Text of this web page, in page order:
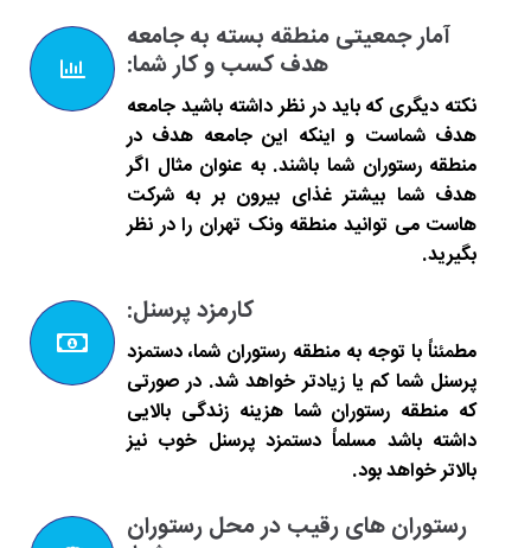
آمار جمعیتی منطقه بسته به جامعه
هدف کسب و کار شما:
نکته دیگری که باید در نظر داشته باشید جامعه
هدف شماست و اینکه این جامعه هدف در
منطقه رستوران شما باشند. به عنوان مثال اگر
هدف شما بیشتر غذای بیرون بر به شرکت
هاست می توانید منطقه ونک تهران را در نظر
بگیرید.
کارمزد پرسنل:
مطمئناً با توجه به منطقه رستوران شما، دستمزد
پرسنل شما کم یا زیادتر خواهد شد. در صورتی
که منطقه رستوران شما هزینه زندگی بالایی
داشته باشد مسلماً دستمزد پرسنل خوب نیز
بالاتر خواهد بود.
رستوران های رقیب در محل رستوران